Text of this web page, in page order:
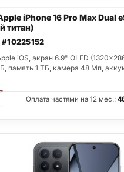
iPhone 16 Pro Max Dual
титан)
#10225152
iOS, экран 6.9" OLED
память 1 ТБ, камера 48 Мп,
Оплата частями на 12 мес.: